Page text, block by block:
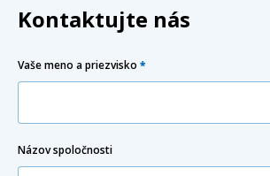
Kontaktujte nás
Vaše meno a priezvisko *
Názov spoločnosti